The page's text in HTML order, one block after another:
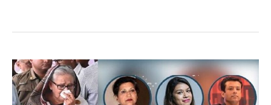
ফারজানা
রুপাকে
জিজ্ঞাসাবাদের